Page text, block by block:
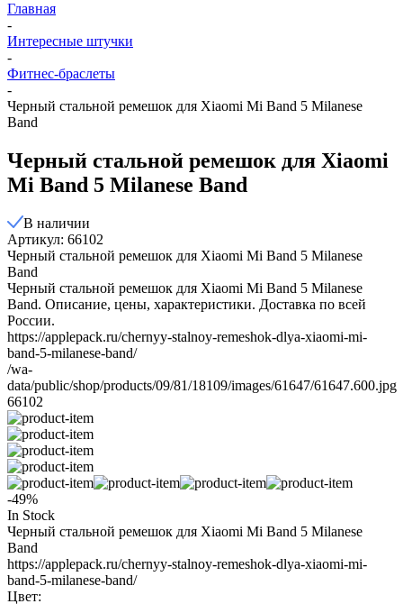
Главная
-
Интересные штучки
-
Фитнес-браслеты
-
Черный стальной ремешок для Xiaomi Mi Band 5 Milanese
Band
Черный стальной ремешок для Xiaomi
Mi Band 5 Milanese Band
В наличии
Артикул: 66102
Черный стальной ремешок для Xiaomi Mi Band 5 Milanese
Band
Черный стальной ремешок для Xiaomi Mi Band 5 Milanese
Band. Описание, цены, характеристики. Доставка по всей
России.
https://applepack.ru/chernyy-stalnoy-remeshok-dlya-xiaomi-mi-
band-5-milanese-band/
/wa-
data/public/shop/products/09/81/18109/images/61647/61647.600.jpg
66102
-49%
In Stock
Черный стальной ремешок для Xiaomi Mi Band 5 Milanese
Band
https://applepack.ru/chernyy-stalnoy-remeshok-dlya-xiaomi-mi-
band-5-milanese-band/
Цвет: